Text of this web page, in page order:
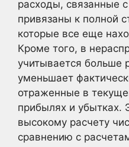
расходы, связанные
привязаны к полной
которые все еще
Кроме того, в
учитывается больше
уменьшает
отраженные в
прибылях и убытках.
высокому расчету
сравнению с